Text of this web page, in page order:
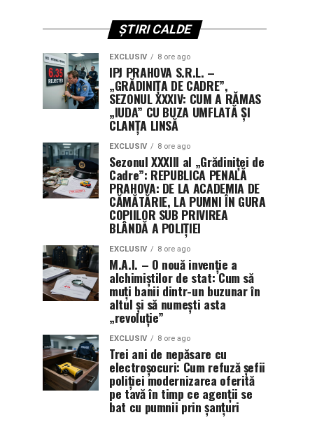
ȘTIRI CALDE
EXCLUSIV 8 ore ago
IPJ PRAHOVA S.R.L. –
„GRĂDINIȚA DE CADRE”,
SEZONUL XXXIV: CUM A RĂMAS
„IUDA” CU BUZA UMFLATĂ ȘI
CLANȚA LINSĂ
EXCLUSIV 8 ore ago
Sezonul XXXIII al „Grădiniței de
Cadre”: REPUBLICA PENALĂ
PRAHOVA: DE LA ACADEMIA DE
CĂMĂTĂRIE, LA PUMNI ÎN GURA
COPIILOR SUB PRIVIREA
BLÂNDĂ A POLIȚIEI
EXCLUSIV 8 ore ago
M.A.I. – O nouă invenție a
alchimiștilor de stat: Cum să
muți banii dintr-un buzunar în
altul și să numești asta
„revoluție”
EXCLUSIV 8 ore ago
Trei ani de nepăsare cu
electroșocuri: Cum refuză șefii
poliției modernizarea oferită
pe tavă în timp ce agenții se
bat cu pumnii prin șanțuri